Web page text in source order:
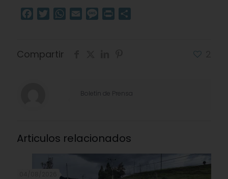
Facebook
TwitterWhatsApp
Email Message
Print
Compartir
Boletín de Prensa
Articulos relacionados